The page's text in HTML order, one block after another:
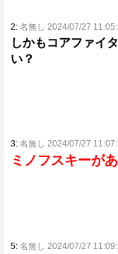
2: 名無し 2024/07/27
しかもコアファイ
い？
3: 名無し 2024/07/27
ミノフスキーが
5: 名無し 2024/07/27